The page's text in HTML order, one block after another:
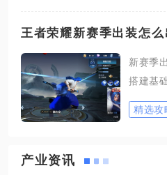
作时间
段，不
托，这
驱虎套
两套基
配点券
等级不
人剧本
王者荣耀新赛季出装怎么
新赛季
搭建基
定核心
充克制
换提升
精选攻
产业资讯